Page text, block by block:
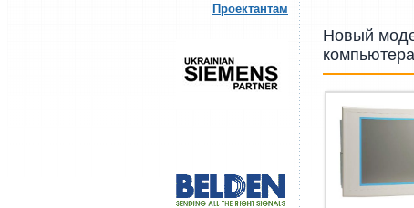
Проектантам
Новый